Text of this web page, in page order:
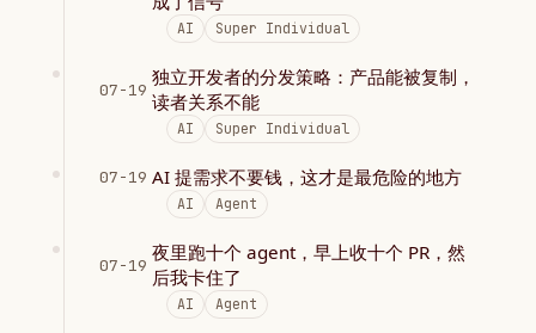
AI Super Individual
07-19
独立开发者的分发策略：产品能被复制，
读者关系不能
AI Super Individual
07-19 AI 提需求不要钱，这才是最危险的地方
AI Agent
07-19
夜里跑十个 agent，早上收十个 PR，然
后我卡住了
AI Agent